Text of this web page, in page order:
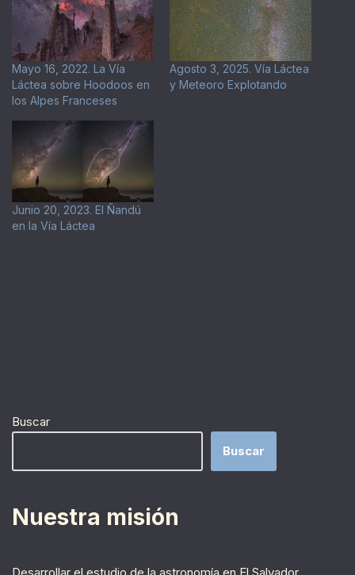
Mayo 16, 2022. La Vía
Láctea sobre Hoodoos en
los Alpes Franceses
Agosto 3, 2025. Vía Láctea
y Meteoro Explotando
Junio 20, 2023. El Ñandú
en la Vía Láctea
Buscar
Buscar
Nuestra misión
Desarrollar el estudio de la astronomía en El Salvador,